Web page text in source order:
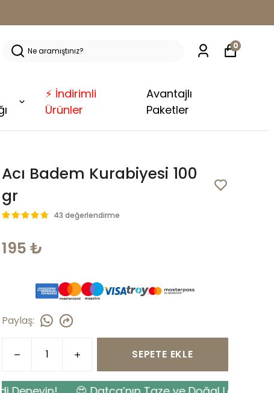
⚡ İndirimli
Ürünler
Avantajlı
Paketler
0
Acı Badem Kurabiyesi 100
gr
43 değerlendirme
195 ₺
Paylaş:
SEPETE EKLE